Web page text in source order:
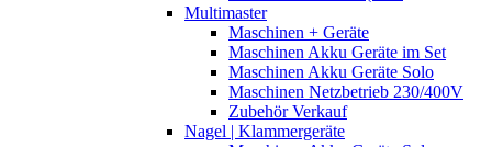
Multimaster
Maschinen + Geräte
Maschinen Akku Geräte im Set
Maschinen Akku Geräte Solo
Maschinen Netzbetrieb 230/400V
Zubehör Verkauf
Nagel | Klammergeräte